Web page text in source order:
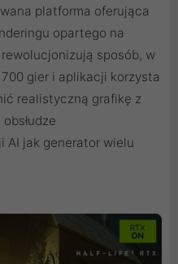
platforma oferująca
opartego na
sposób, w
gier i aplikacji korzysta
realistyczną grafikę z
AI jak generator wielu